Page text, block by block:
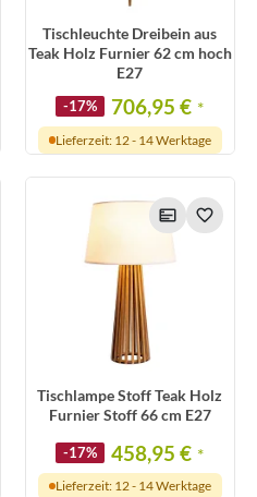
Tischleuchte Dreibein aus
Teak Holz Furnier 62 cm hoch
E27
-17% 706,95 € *
Lieferzeit: 12 - 14 Werktage
Tischlampe Stoff Teak Holz
Furnier Stoff 66 cm E27
-17% 458,95 € *
Lieferzeit: 12 - 14 Werktage